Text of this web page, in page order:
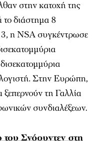
στην κατοχή της
το διάστημα 8
η NSA συγκέντρωσε
Στην Ευρώπη,
ξεπερνούν τη Γαλλία
συνδιαλέξεων.
Σνόουντεν στη